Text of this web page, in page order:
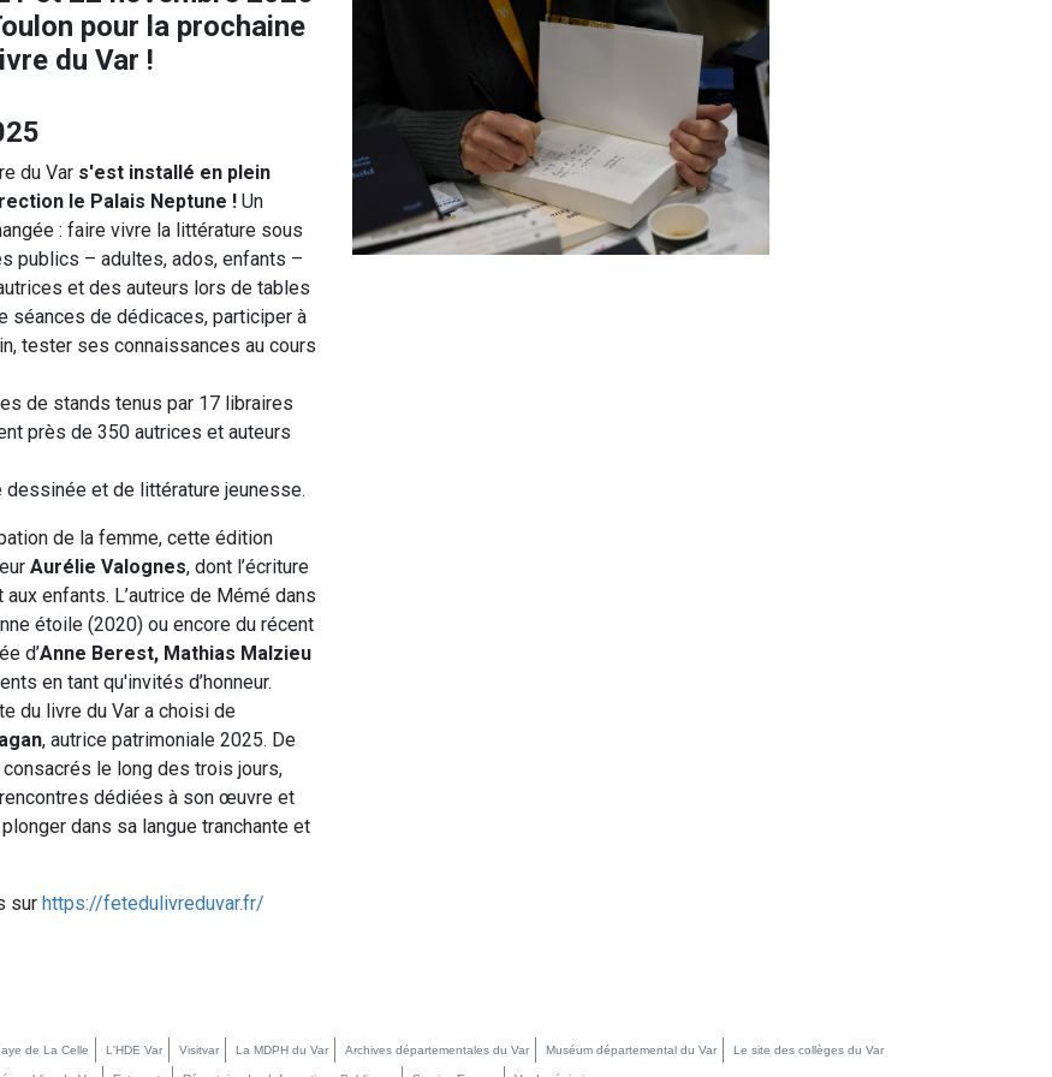
pour la prochaine
du Var !
du Var s'est installé en plein
le Palais Neptune !Un
: faire vivre la littérature sous
publics – adultes, ados, enfants –
et des auteurs lors de tables
séances de dédicaces, participer à
tester ses connaissances au cours
de stands tenus par 17 libraires
près de 350 autrices et auteurs
dessinée et de littérature jeunesse.
de la femme, cette édition
Aurélie Valognes, dont l’écriture
enfants. L’autrice de Mémé dans
étoile (2020) ou encore du récent
d’Anne Berest, Mathias Malzieu
en tant qu'invités d’honneur.
du livre du Var a choisi de
, autrice patrimoniale 2025. De
le long des trois jours,
dédiées à son œuvre et
dans sa langue tranchante et
sur https://fetedulivreduvar.fr/
de La Celle L'HDE Var Visitvar La MDPH du Var Archives départementales du Var Muséum départemental du Var Le site des collèges du Var